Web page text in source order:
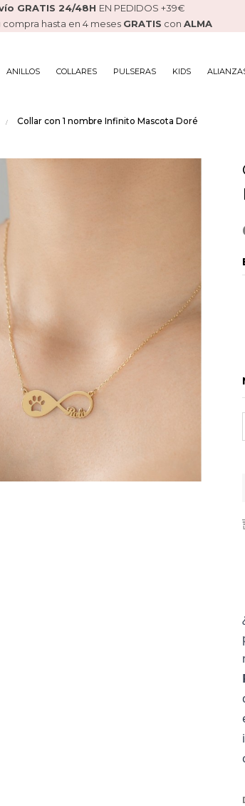
GRATIS 24/48H EN PEDIDOS +39€
compra hasta en 4 meses GRATIS con ALMA
ANILLOS COLLARES PULSERAS KIDS
Collar con 1 nombre Infinito Mascota Doré